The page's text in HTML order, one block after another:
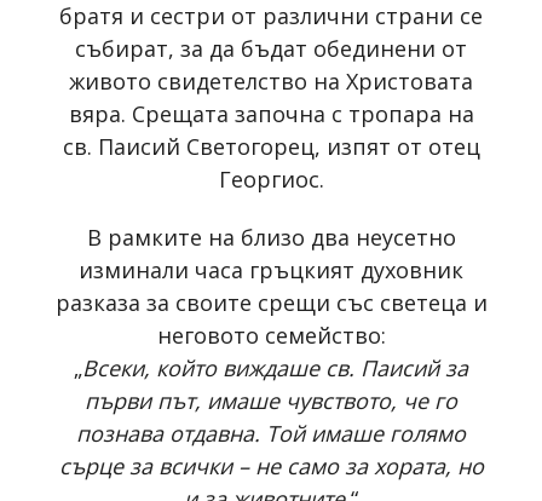
братя и сестри от различни страни се
събират, за да бъдат обединени от
живото свидетелство на Христовата
вяра. Срещата започна с тропара на
св. Паисий Светогорец, изпят от отец
Георгиос.
В рамките на близо два неусетно
изминали часа гръцкият духовник
разказа за своите срещи със светеца и
неговото семейство:
„Всеки, който виждаше св. Паисий за
първи път, имаше чувството, че го
познава отдавна. Той имаше голямо
сърце за всички – не само за хората, но